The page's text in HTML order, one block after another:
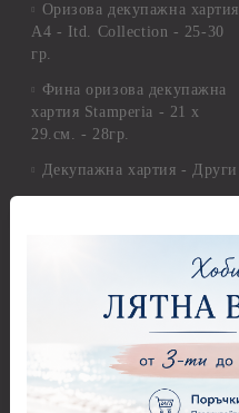
Оризова декупажна хартия
А4 - Itd. Collection - 25-30
гр.
Фина оризова декупажна
хартия Stamperia - 21 х
29.см. - 28гр.
Декупажна хартия - Други
Грунд, Основи, Релефни
Варак, Шлак метал, Фолио,
Лакове и защитни покрития